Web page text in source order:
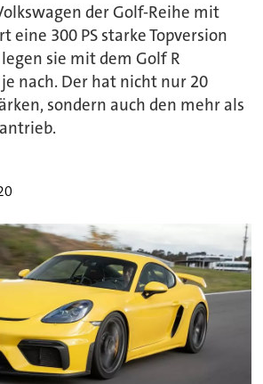
der Golf-Reihe mit
eine 300 PS starke Topversion
sie mit dem Golf R
nach. Der hat nicht nur 20
sondern auch den mehr als